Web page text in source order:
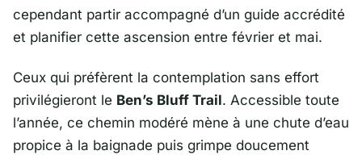
cependant partir accompagné d’un guide accrédité
et planifier cette ascension entre février et mai.
Ceux qui préfèrent la contemplation sans effort
privilégieront le Ben’s Bluff Trail. Accessible toute
l’année, ce chemin modéré mène à une chute d’eau
propice à la baignade puis grimpe doucement